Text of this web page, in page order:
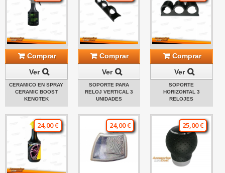
Comprar
Ver
CERAMICO EN SPRAY
CERAMIC BOOST
KENOTEK
Comprar
Ver
SOPORTE PARA
RELOJ VERTICAL 3
UNIDADES
Comprar
Ver
SOPORTE
HORIZONTAL 3
RELOJES
24,00 € 24,00 € 25,00 €